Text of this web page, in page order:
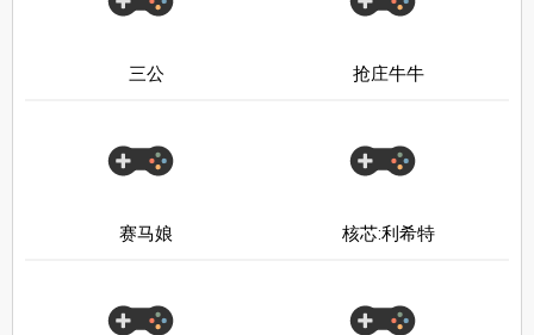
三公 抢庄牛牛
赛马娘 核芯:利希特